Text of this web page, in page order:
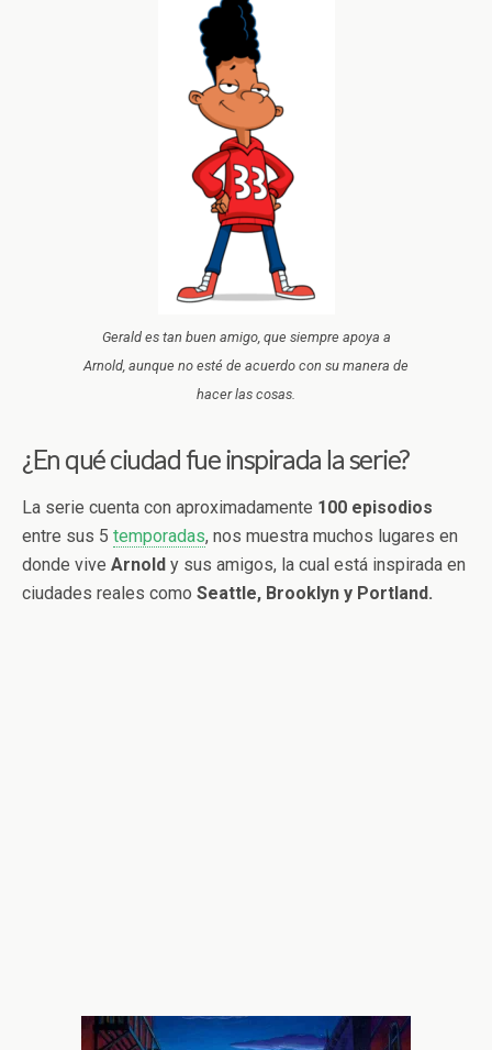
Gerald es tan buen amigo, que siempre apoya a
Arnold, aunque no esté de acuerdo con su manera de
hacer las cosas.
¿En qué ciudad fue inspirada la serie?
La serie cuenta con aproximadamente 100 episodios
entre sus 5 temporadas, nos muestra muchos lugares en
donde vive Arnold y sus amigos, la cual está inspirada en
ciudades reales como Seattle, Brooklyn y Portland.